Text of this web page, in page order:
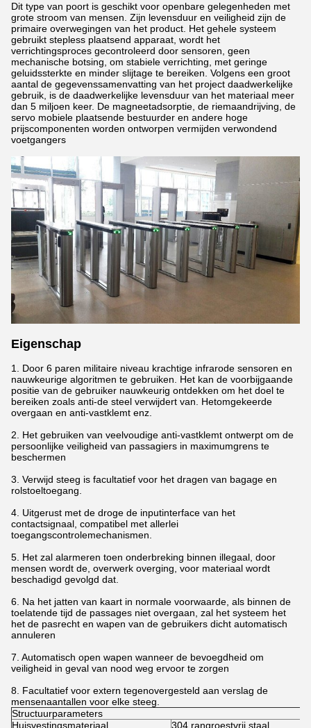
Dit type van poort is geschikt voor openbare gelegenheden met
grote stroom van mensen. Zijn levensduur en veiligheid zijn de
primaire overwegingen van het product. Het gehele systeem
gebruikt stepless plaatsend apparaat, wordt het
verrichtingsproces gecontroleerd door sensoren, geen
mechanische botsing, om stabiele verrichting, met geringe
geluidssterkte en minder slijtage te bereiken. Volgens een groot
aantal de gegevenssamenvatting van het project daadwerkelijke
gebruik, is de daadwerkelijke levensduur van het materiaal meer
dan 5 miljoen keer. De magneetadsorptie, de riemaandrijving, de
servo mobiele plaatsende bestuurder en andere hoge
prijscomponenten worden ontworpen vermijden verwondend
voetgangers
Eigenschap
1. Door 6 paren militaire niveau krachtige infrarode sensoren en
nauwkeurige algoritmen te gebruiken. Het kan de voorbijgaande
positie van de gebruiker nauwkeurig ontdekken om het doel te
bereiken zoals anti-de steel verwijdert van. Hetomgekeerde
overgaan en anti-vastklemt enz.
2. Het gebruiken van veelvoudige anti-vastklemt ontwerpt om de
persoonlijke veiligheid van passagiers in maximumgrens te
beschermen
3. Verwijd steeg is facultatief voor het dragen van bagage en
rolstoeltoegang.
4. Uitgerust met de droge de inputinterface van het
contactsignaal, compatibel met allerlei
toegangscontrolemechanismen.
5. Het zal alarmeren toen onderbreking binnen illegaal, door
mensen wordt de, overwerk overging, voor materiaal wordt
beschadigd gevolgd dat.
6. Na het jatten van kaart in normale voorwaarde, als binnen de
toelatende tijd de passages niet overgaan, zal het systeem het
het de pasrecht en wapen van de gebruikers dicht automatisch
annuleren
7. Automatisch open wapen wanneer de bevoegdheid om
veiligheid in geval van nood weg ervoor te zorgen
8. Facultatief voor extern tegenovergesteld aan verslag de
mensenaantallen voor elke steeg.
Structuurparameters
Huisvestingsmateriaal
304 rangroestvrij staal